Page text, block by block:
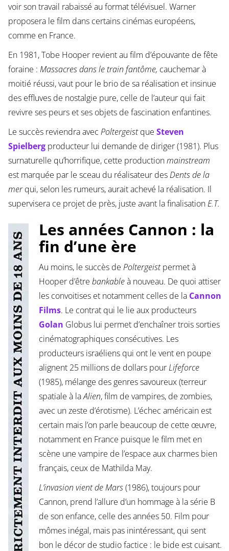
voir son travail rabaissé au format télévisuel. Warner
proposera le film dans certains cinémas européens,
comme en France.
En 1981, Tobe Hooper revient au film d’épouvante de fête
foraine : Massacres dans le train fantôme, cauchemar à
moitié réussi, vaut pour le brio de sa réalisation et insinue
des effluves de nostalgie pure, celle de l’auteur qui fait
revivre ses peurs et ses objets de fascination enfantines.
Le succès reviendra avec Poltergeistque Steven
Spielberg producteur lui demande de diriger (1981). Plus
surnaturelle qu’horrifique, cette productionmainstream
est marquée par le sceau du réalisateur desDents de la
merqui, selon les rumeurs, aurait achevé la réalisation. Il
supervisera ce projet de près, juste avant la finalisationE.T.
Les années Cannon : la
fin d’une ère
Au moins, le succès de Poltergeistpermet à
Hooper d’être bankableà nouveau. De quoi attiser
les convoitises et notamment celles de la Cannon
Films. Le contrat qui le lie aux producteurs
Golan Globus lui permet d’enchaîner trois sorties
cinématographiques consécutives. Les
producteurs israéliens qui ont le vent en poupe
alignent 25 millions de dollars pourLifeforce
(1985), mélange des genres savoureux (terreur
spatiale à laAlien, film de vampires, de zombies,
avec un zeste d’érotisme). L’échec américain est
certain mais l’on parle beaucoup de cette œuvre,
notamment en France puisque le film met en
scène une vampire de l’espace aux charmes bien
français, ceux de Mathilda May.
L’invasion vient de Mars(1986), toujours pour
Cannon, prend l’allure d’un hommage à la série B
de son enfance, celle des années 50. Film pour
mômes inégal, mais pas inintéressant, qui sent
bon le décor de studio factice : le bide est cuisant.